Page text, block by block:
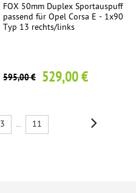
FOX 50mm Duplex Sportauspuff
passend für Opel Corsa E - 1x90
Typ 13 rechts/links
595,00 € 529,00 €
3 ... 11